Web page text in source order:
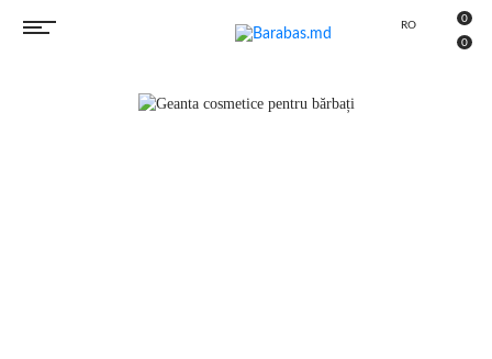
RO
0
0